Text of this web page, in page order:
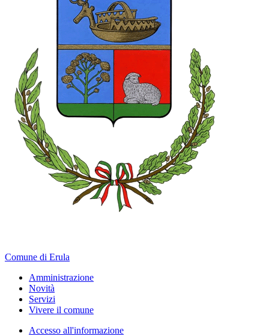
Comune di Erula
Amministrazione
Novità
Servizi
Vivere il comune
Accesso all'informazione